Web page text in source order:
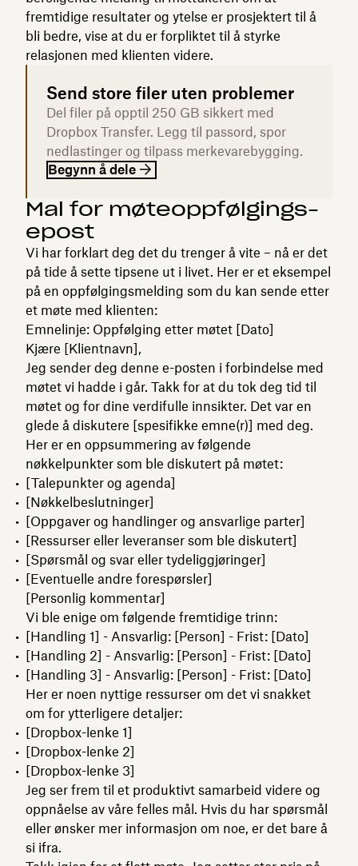
fremtidige resultater og ytelse er prosjektert til å
bli bedre, vise at du er forpliktet til å styrke
relasjonen med klienten videre.
Send store filer uten problemer
Del filer på opptil 250 GB sikkert med
Dropbox Transfer. Legg til passord, spor
nedlastinger og tilpass merkevarebygging.
Begynn å dele
Mal for møteoppfølgings-
epost
Vi har forklart deg det du trenger å vite – nå er det
på tide å sette tipsene ut i livet. Her er et eksempel
på en oppfølgingsmelding som du kan sende etter
et møte med klienten:
Emnelinje: Oppfølging etter møtet [Dato]
Kjære [Klientnavn],
Jeg sender deg denne e-posten i forbindelse med
møtet vi hadde i går. Takk for at du tok deg tid til
møtet og for dine verdifulle innsikter. Det var en
glede å diskutere [spesifikke emne(r)] med deg.
Her er en oppsummering av følgende
nøkkelpunkter som ble diskutert på møtet:
[Talepunkter og agenda]
[Nøkkelbeslutninger]
[Oppgaver og handlinger og ansvarlige parter]
[Ressurser eller leveranser som ble diskutert]
[Spørsmål og svar eller tydeliggjøringer]
[Eventuelle andre forespørsler]
[Personlig kommentar]
Vi ble enige om følgende fremtidige trinn:
[Handling 1] - Ansvarlig: [Person] - Frist: [Dato]
[Handling 2] - Ansvarlig: [Person] - Frist: [Dato]
[Handling 3] - Ansvarlig: [Person] - Frist: [Dato]
Her er noen nyttige ressurser om det vi snakket
om for ytterligere detaljer:
[Dropbox-lenke 1]
[Dropbox-lenke 2]
[Dropbox-lenke 3]
Jeg ser frem til et produktivt samarbeid videre og
oppnåelse av våre felles mål. Hvis du har spørsmål
eller ønsker mer informasjon om noe, er det bare å
si ifra.